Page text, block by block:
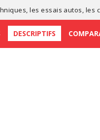
, lesessais autos , les
DESCRIPTIFS